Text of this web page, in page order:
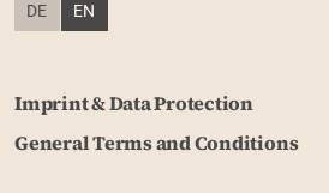
DE EN
Imprint & Data Protection
General Terms and Conditions